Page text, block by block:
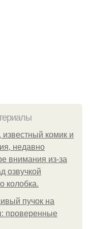
комик и
недавно
внимания из-за
озвучкой
колобка.
пучок на
проверенные